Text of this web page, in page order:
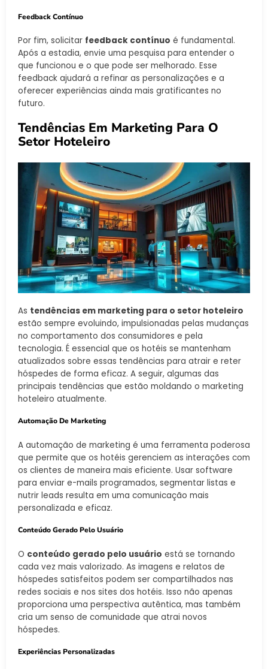
Feedback Contínuo
Por fim, solicitar feedback contínuo é fundamental.
Após a estadia, envie uma pesquisa para entender o
que funcionou e o que pode ser melhorado. Esse
feedback ajudará a refinar as personalizações e a
oferecer experiências ainda mais gratificantes no
futuro.
Tendências Em Marketing Para O
Setor Hoteleiro
As tendências em marketing para o setor hoteleiro
estão sempre evoluindo, impulsionadas pelas mudanças
no comportamento dos consumidores e pela
tecnologia. É essencial que os hotéis se mantenham
atualizados sobre essas tendências para atrair e reter
hóspedes de forma eficaz. A seguir, algumas das
principais tendências que estão moldando o marketing
hoteleiro atualmente.
Automação De Marketing
A automação de marketing é uma ferramenta poderosa
que permite que os hotéis gerenciem as interações com
os clientes de maneira mais eficiente. Usar software
para enviar e-mails programados, segmentar listas e
nutrir leads resulta em uma comunicação mais
personalizada e eficaz.
Conteúdo Gerado Pelo Usuário
O conteúdo gerado pelo usuário está se tornando
cada vez mais valorizado. As imagens e relatos de
hóspedes satisfeitos podem ser compartilhados nas
redes sociais e nos sites dos hotéis. Isso não apenas
proporciona uma perspectiva autêntica, mas também
cria um senso de comunidade que atrai novos
hóspedes.
Experiências Personalizadas